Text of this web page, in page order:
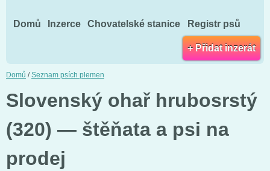
Domů Inzerce Chovatelské stanice Registr psů
+ Přidat inzerát
Domů /Seznam psích plemen
Slovenský ohař hrubosrstý
(320) — štěňata a psi na
prodej